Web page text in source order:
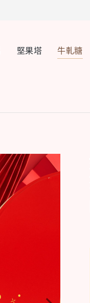
堅果塔 牛軋糖